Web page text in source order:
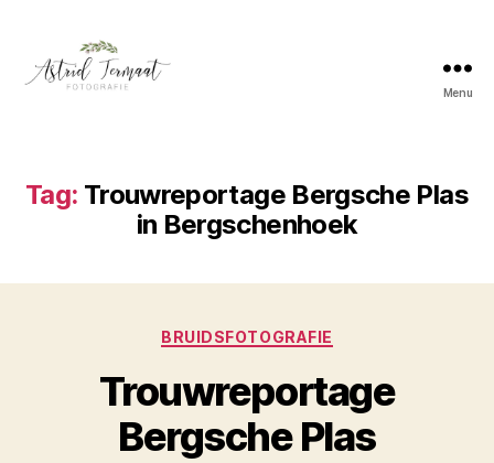
Menu
Tag: Trouwreportage Bergsche Plas
in Bergschenhoek
Categorieën
BRUIDSFOTOGRAFIE
Trouwreportage
Bergsche Plas